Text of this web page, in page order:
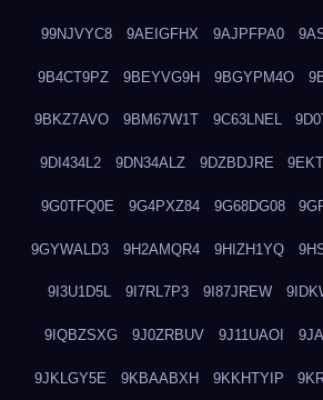
99NJVYC8 9AEIGFHX 9AJPFPA0
9B4CT9PZ 9BEYVG9H 9BGYPM4O
9BKZ7AVO 9BM67W1T 9C63LNEL
9DI434L2 9DN34ALZ 9DZBDJRE
9G0TFQ0E 9G4PXZ84 9G68DG08
9GYWALD3 9H2AMQR4 9HIZH1YQ
9I3U1D5L 9I7RL7P3 9I87JREW
9IQBZSXG 9J0ZRBUV 9J11UAOI
9JKLGY5E 9KBAABXH 9KKHTYIP